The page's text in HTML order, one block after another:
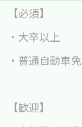
【必須】
・大卒以上
・普通自動車
【歓迎】